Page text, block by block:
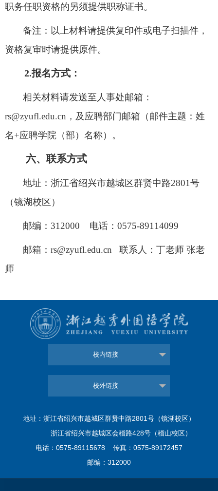
职务任职资格的另须提供职称证书。
备注：以上材料请提供复印件或电子扫描件，
资格复审时请提供原件。
2.报名方式：
相关材料请发送至人事处邮箱：
rs@zyufl.edu.cn ， 及应聘部门邮箱 （邮件主题：姓
名+应聘学院（部）名称） 。
六、联系方式
地址：浙江省绍兴市越城区群贤中路2801号
（镜湖校区）
邮编： 312000 电话： 0575-89114099
邮箱： rs@zyufl.edu.cn 联系人： 丁老师 张老
师
校内链接
校外链接
地址：浙江省绍兴市越城区群贤中路2801号（镜湖校区）
浙江省绍兴市越城区会稽路428号（稽山校区）
电话：0575-89115678 传真：0575-89172457
邮编：312000